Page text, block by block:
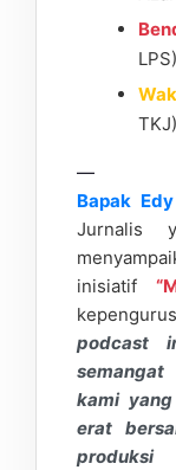
LPS)
TKJ)
—
Bapak
Jurnalis
inisiatif
podcast
kami
erat